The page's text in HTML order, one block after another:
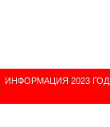
ИНФОРМАЦИЯ 2023 ГОД